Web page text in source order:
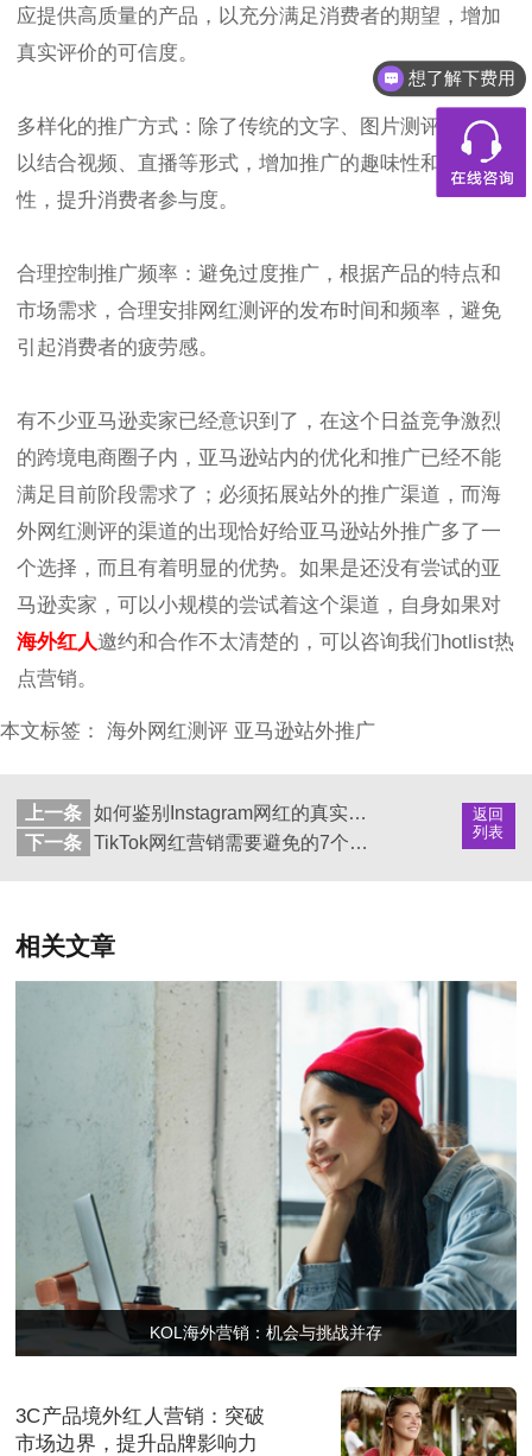
应提供高质量的产品，以充分满足消费者的期望，增加
真实评价的可信度。
多样化的推广方式：除了传统的文字、图片测评外，可
以结合视频、直播等形式，增加推广的趣味性和互动
性，提升消费者参与度。
合理控制推广频率：避免过度推广，根据产品的特点和
市场需求，合理安排网红测评的发布时间和频率，避免
引起消费者的疲劳感。
有不少亚马逊卖家已经意识到了，在这个日益竞争激烈
的跨境电商圈子内，亚马逊站内的优化和推广已经不能
满足目前阶段需求了；必须拓展站外的推广渠道，而海
外网红测评的渠道的出现恰好给亚马逊站外推广多了一
个选择，而且有着明显的优势。如果是还没有尝试的亚
马逊卖家，可以小规模的尝试着这个渠道，自身如果对
海外红人邀约和合作不太清楚的，可以咨询我们hotlist热
点营销。
本文标签： 海外网红测评 亚马逊站外推广
返回
列表
上一条
如何鉴别Instagram网红的真实粉丝数量？
下一条
TikTok网红营销需要避免的7个误区
相关文章
KOL海外营销：机会与挑战并存
3C产品境外红人营销：突破
市场边界，提升品牌影响力
想了解下费用